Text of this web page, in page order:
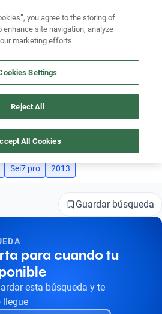
Ubicación
LA VICTORIA
4
Sei7 pro 2013
Guardar búsqueda
para cuando tu
esta búsqueda y te
llegue
you agree to the storing of
enhance site navigation, analyze
marketing efforts.
Settings
Reject All
All Cookies